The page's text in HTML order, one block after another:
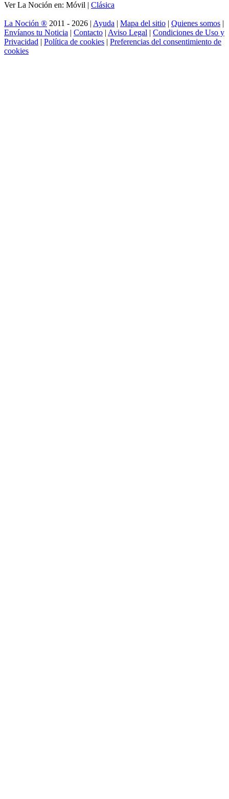
Ver La Noción en: Móvil | Clásica
La Noción ® 2011 - 2026 | Ayuda | Mapa del sitio | Quienes somos |
Envíanos tu Noticia | Contacto | Aviso Legal | Condiciones de Uso y
Privacidad | Política de cookies | Preferencias del consentimiento de
cookies